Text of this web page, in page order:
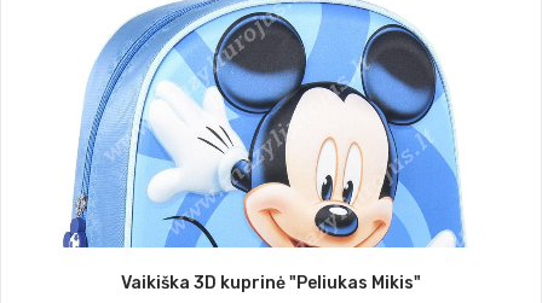
Vaikiška 3D kuprinė "Peliukas Mikis"